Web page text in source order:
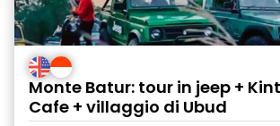
Monte Batur: tour in jeep +
Cafe + villaggio di Ubud